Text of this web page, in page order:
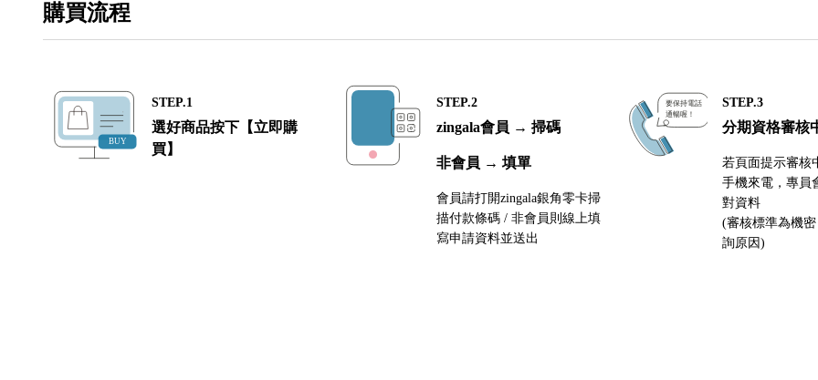
購買流程
STEP.1
選好商品按下【立即購
買】
STEP.2
zingala會員 → 掃碼
非會員 → 填單
會員請打開zingala銀角零卡掃
描付款條碼 / 非會員則線上填
寫申請資料並送出
STEP.3
分期資格審核
若頁面提示審核
手機來電，專員
對資料
(審核標準為機
詢原因)